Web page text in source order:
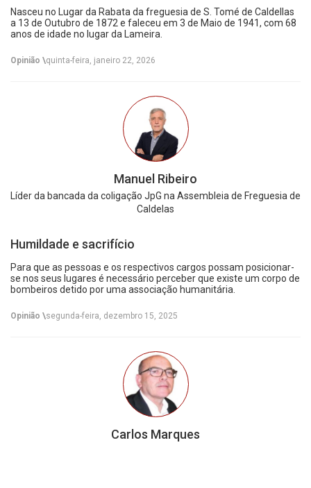
Nasceu no Lugar da Rabata da freguesia de S. Tomé de Caldellas
a 13 de Outubro de 1872 e faleceu em 3 de Maio de 1941, com 68
anos de idade no lugar da Lameira.
Opinião \quinta-feira, janeiro 22, 2026
Manuel Ribeiro
Líder da bancada da coligação JpG na Assembleia de Freguesia de
Caldelas
Humildade e sacrifício
Para que as pessoas e os respectivos cargos possam posicionar-
se nos seus lugares é necessário perceber que existe um corpo de
bombeiros detido por uma associação humanitária.
Opinião \segunda-feira, dezembro 15, 2025
Carlos Marques